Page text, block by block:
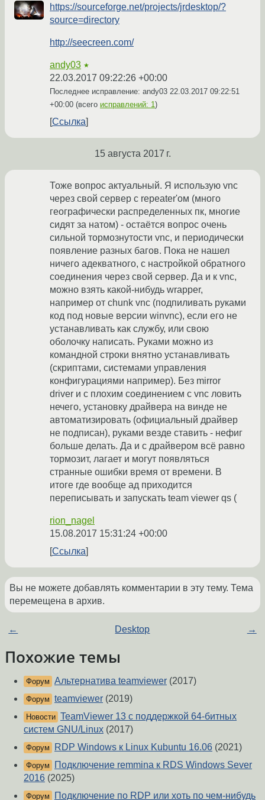
https://sourceforge.net/projects/jrdesktop/?
source=directory
http://seecreen.com/
andy03 ★
22.03.2017 09:22:26 +00:00
Последнее исправление: andy03 22.03.2017 09:22:51
+00:00 (всего исправлений: 1)
Ссылка
15 августа 2017 г.
Тоже вопрос актуальный. Я использую vnc
через свой сервер с repeater'ом (много
географически распределенных пк, многие
сидят за натом) - остаётся вопрос очень
сильной тормознутости vnc, и периодически
появление разных багов. Пока не нашел
ничего адекватного, с настройкой обратного
соединения через свой сервер. Да и к vnc,
можно взять какой-нибудь wrapper,
например от chunk vnс (подпиливать руками
код под новые версии winvnc), если его не
устанавливать как службу, или свою
оболочку написать. Руками можно из
командной строки внятно устанавливать
(скриптами, системами управления
конфигурациями например). Без mirror
driver и с плохим соединением с vnc ловить
нечего, установку драйвера на винде не
автоматизировать (официальный драйвер
не подписан), руками везде ставить - нефиг
больше делать. Да и с драйвером всё равно
тормозит, лагает и могут появляться
странные ошибки время от времени. В
итоге где вообще ад приходится
переписывать и запускать team viewer qs (
rion_nagel
15.08.2017 15:31:24 +00:00
Ссылка
Вы не можете добавлять комментарии в эту тему. Тема
перемещена в архив.
← Desktop →
Похожие темы
Форум Альтернатива teamviewer (2017)
Форум teamviewer (2019)
Новости TeamViewer 13 с поддержкой 64-битных
систем GNU/Linux (2017)
Форум RDP Windows к Linux Kubuntu 16.06 (2021)
Форум
Подключение remmina к RDS Windows Sever
2016 (2025)
Форум Подключение по RDP или хоть по чем-нибудь